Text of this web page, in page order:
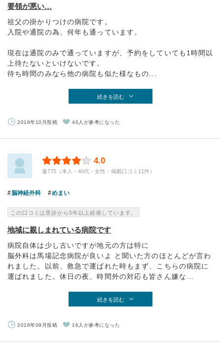
要領が悪い…
祖父の掛かりつけの病院です。
入院や通院の為、何年も通っています。
現在は通院のみで通っていますが、予約をしていても1時間以
上待たないといけないです。
待ち時間のみなら他の病院も似た様なもの...
続きを読む
2016年10月投稿 40人が参考になった
4.0
蓬775（本人・40代・女性・掲載口コミ11件）
脳神経外科 めまい
この口コミは受診から5年以上経過しています。
地域に親しまれている病院です
病院自体は少し古いですが地元の方は特に
脳外科は馬場記念病院が良いよ と聞いた方のほとんどが言わ
れました。以前、救急で運ばれた時もまず、こちらの病院に
運ばれました。休日の夜、時間外の対応も皆さん嫌な...
続きを読む
2016年09月投稿 16人が参考になった